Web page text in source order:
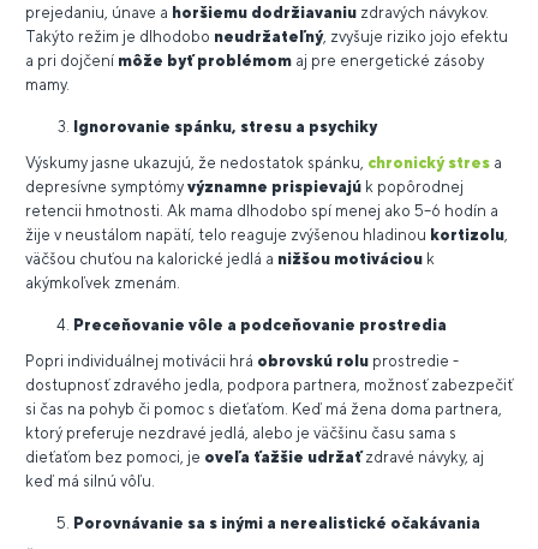
prejedaniu, únave a horšiemu dodržiavaniu zdravých návykov.
Takýto režim je dlhodobo neudržateľný, zvyšuje riziko jojo efektu
a pri dojčení môže byť problémom aj pre energetické zásoby
mamy.
Ignorovanie spánku, stresu a psychiky
Výskumy jasne ukazujú, že nedostatok spánku, chronický stres a
depresívne symptómy významne prispievajú k popôrodnej
retencii hmotnosti. Ak mama dlhodobo spí menej ako 5–6 hodín a
žije v neustálom napätí, telo reaguje zvýšenou hladinou kortizolu,
väčšou chuťou na kalorické jedlá a nižšou motiváciou k
akýmkoľvek zmenám.
Preceňovanie vôle a podceňovanie prostredia
Popri individuálnej motivácii hrá obrovskú rolu prostredie -
dostupnosť zdravého jedla, podpora partnera, možnosť zabezpečiť
si čas na pohyb či pomoc s dieťaťom. Keď má žena doma partnera,
ktorý preferuje nezdravé jedlá, alebo je väčšinu času sama s
dieťaťom bez pomoci, je oveľa ťažšie udržaťzdravé návyky, aj
keď má silnú vôľu.
Porovnávanie sa s inými a nerealistické očakávania